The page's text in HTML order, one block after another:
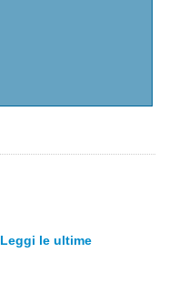
Leggi le ultime